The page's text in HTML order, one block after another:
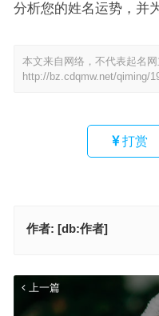
分析您的姓名运势，并
本文来自网络，不代表起名
http://bz.cdqmw.net/qiming/
打赏
作者: [db:作者]
上一篇